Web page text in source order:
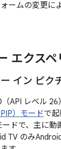
ームの変更に
エクスペ
イン ピク
API レベル 26
）モードで
ードで、主に動
TV のみ